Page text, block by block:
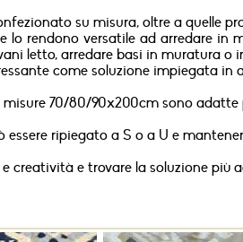
su misura, oltre a quelle
lo rendono versatile ad arredare in
letto, arredare basi in muratura o
come soluzione impiegata
misure 70/80/90x200cm sono
essere ripiegato a S o a U e
e creatività e trovare la soluzione